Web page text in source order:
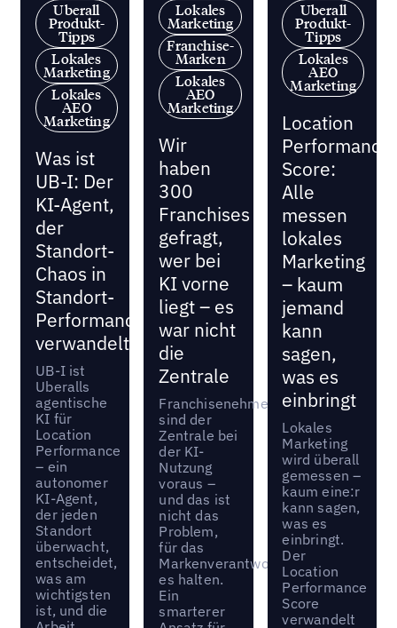
Uberall
Produkt-
Tipps
Lokales
Marketing
Lokales
AEO
Marketing
Was ist
UB-I: Der
KI-Agent,
der
Standort-
Chaos in
Standort-
Performance
verwandelt
UB-I ist
Uberalls
agentische
KI für
Location
Performance
– ein
autonomer
KI-Agent,
der jeden
Standort
überwacht,
entscheidet,
was am
wichtigsten
ist, und die
Lokales
Marketing
Franchise-
Marken
Lokales
AEO
Marketing
Wir
haben
300
Franchises
gefragt,
wer bei
KI vorne
liegt – es
war nicht
die
Zentrale
Franchisenehmer:innen
sind der
Zentrale bei
der KI-
Nutzung
voraus –
und das ist
nicht das
Problem,
für das
Markenverantwortliche
es halten.
Ein
smarterer
Uberall
Produkt-
Tipps
Lokales
AEO
Marketing
Location
Performance
Score:
Alle
messen
lokales
Marketing
– kaum
jemand
kann
sagen,
was es
einbringt
Lokales
Marketing
wird überall
gemessen –
kaum eine:r
kann sagen,
was es
einbringt.
Der
Location
Performance
Score
verwandelt